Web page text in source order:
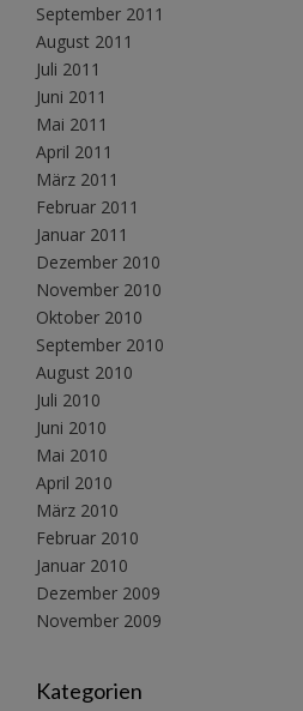
September 2011
August 2011
Juli 2011
Juni 2011
Mai 2011
April 2011
März 2011
Februar 2011
Januar 2011
Dezember 2010
November 2010
Oktober 2010
September 2010
August 2010
Juli 2010
Juni 2010
Mai 2010
April 2010
März 2010
Februar 2010
Januar 2010
Dezember 2009
November 2009
Kategorien